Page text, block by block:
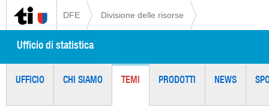
DFE Divisione delle risorse
Ufficio di statistica
UFFICIO CHI SIAMO TEMI PRODOTTI NEWS